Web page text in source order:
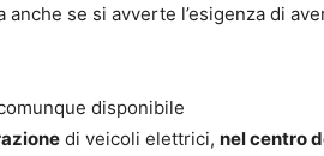
se si avverte l’esigenza di
disponibile
di veicoli elettrici, nel centro